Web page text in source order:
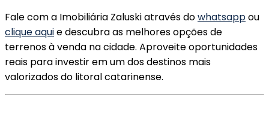
Fale com a Imobiliária Zaluski através dowhatsappou
clique aquie descubra as melhores opções de
terrenos à venda na cidade. Aproveite oportunidades
reais para investir em um dos destinos mais
valorizados do litoral catarinense.